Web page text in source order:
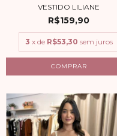
VESTIDO LILIANE
R$159,90
3 x de R$53,30 sem juros
COMPRAR